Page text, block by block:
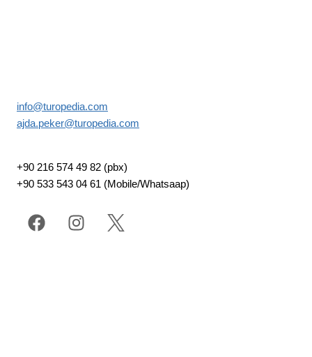
info@turopedia.com
ajda.peker@turopedia.com
+90 216 574 49 82 (pbx)
+90 533 543 04 61 (Mobile/Whatsaap)